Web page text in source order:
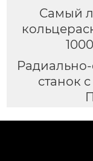
Самый
станок